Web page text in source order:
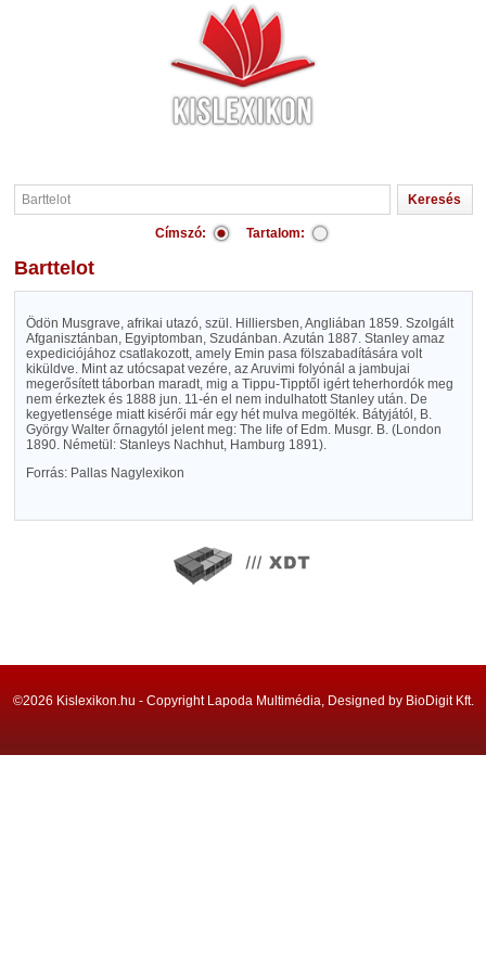
Címszó: Tartalom:
Barttelot
Ödön Musgrave, afrikai utazó, szül. Hilliersben, Angliában 1859. Szolgált
Afganisztánban, Egyiptomban, Szudánban. Azután 1887. Stanley amaz
expediciójához csatlakozott, amely Emin pasa fölszabadítására volt
kiküldve. Mint az utócsapat vezére, az Aruvimi folyónál a jambujai
megerősített táborban maradt, mig a Tippu-Tipptől igért teherhordók meg
nem érkeztek és 1888 jun. 11-én el nem indulhatott Stanley után. De
kegyetlensége miatt kisérői már egy hét mulva megölték. Bátyjától, B.
György Walter őrnagytól jelent meg: The life of Edm. Musgr. B. (London
1890. Németül: Stanleys Nachhut, Hamburg 1891).
Forrás: Pallas Nagylexikon
©2026 Kislexikon.hu - Copyright Lapoda Multimédia, Designed by BioDigit Kft.